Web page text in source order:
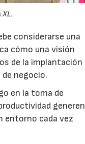
considerarse una
cómo una visión
de la implantación
negocio.
en la toma de
generen
entorno cada vez